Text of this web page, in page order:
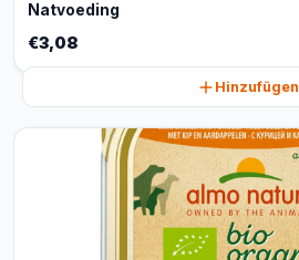
Natvoeding
€3,08
Hinzufügen